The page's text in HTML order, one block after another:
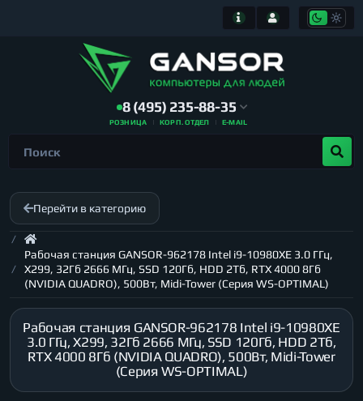
8 (495) 235-88-35
РОЗНИЦА КОРП. ОТДЕЛ E-MAIL
Перейти в категорию
Рабочая станция GANSOR-962178 Intel i9-10980XE 3.0 ГГц,
X299, 32Гб 2666 МГц, SSD 120Гб, HDD 2Тб, RTX 4000 8Гб
(NVIDIA QUADRO), 500Вт, Midi-Tower (Серия WS-OPTIMAL)
Рабочая станция GANSOR-962178 Intel i9-10980XE
3.0 ГГц, X299, 32Гб 2666 МГц, SSD 120Гб, HDD 2Тб,
RTX 4000 8Гб (NVIDIA QUADRO), 500Вт, Midi-Tower
(Серия WS-OPTIMAL)